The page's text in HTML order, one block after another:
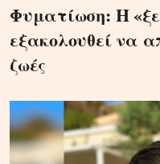
Φυματίωση: Η
εξακολουθεί να
ζωές